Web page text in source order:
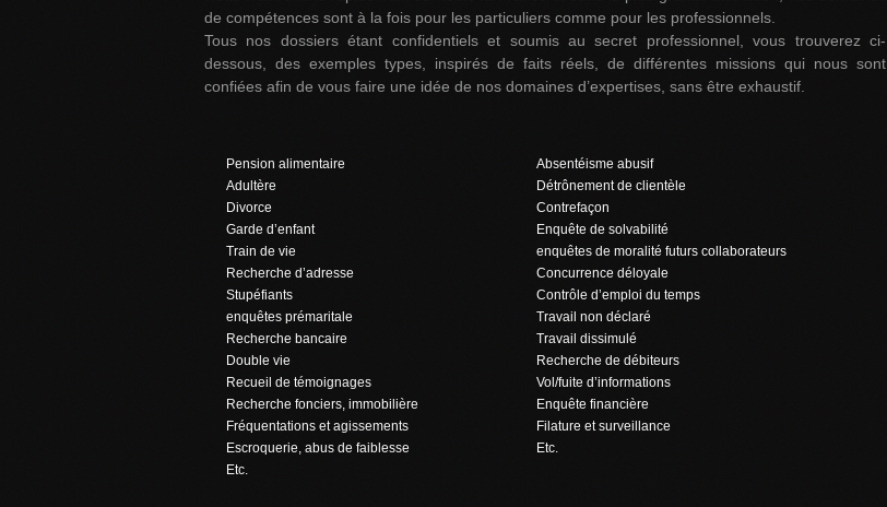
de compétences sont à la fois pour les particuliers comme pour les professionnels.
Tous nos dossiers étant confidentiels et soumis au secret professionnel, vous trouverez ci-
dessous, des exemples types, inspirés de faits réels, de différentes missions qui nous sont
confiées afin de vous faire une idée de nos domaines d’expertises, sans être exhaustif.
Pension alimentaire
Adultère
Divorce
Garde d’enfant
Train de vie
Recherche d’adresse
Stupéfiants
enquêtes prémaritale
Recherche bancaire
Double vie
Recueil de témoignages
Recherche fonciers, immobilière
Fréquentations et agissements
Escroquerie, abus de faiblesse
Etc.
Absentéisme abusif
Détrônement de clientèle
Contrefaçon
Enquête de solvabilité
enquêtes de moralité futurs collaborateurs
Concurrence déloyale
Contrôle d’emploi du temps
Travail non déclaré
Travail dissimulé
Recherche de débiteurs
Vol/fuite d’informations
Enquête financière
Filature et surveillance
Etc.